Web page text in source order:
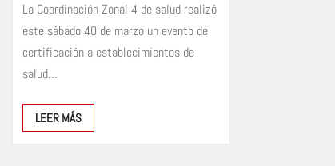
La Coordinación Zonal 4 de salud realizó
este sábado 40 de marzo un evento de
certificación a establecimientos de
salud…
LEER MÁS